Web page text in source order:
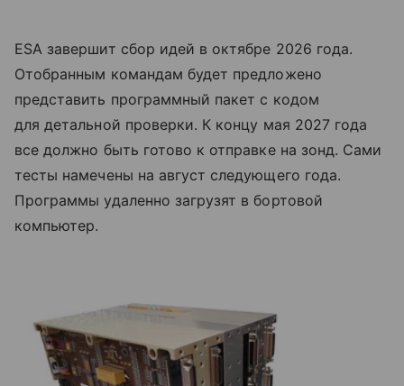
ESA завершит сбор идей в октябре 2026 года.
Отобранным командам будет предложено
представить программный пакет с кодом
для детальной проверки. К концу мая 2027 года
все должно быть готово к отправке на зонд. Сами
тесты намечены на август следующего года.
Программы удаленно загрузят в бортовой
компьютер.